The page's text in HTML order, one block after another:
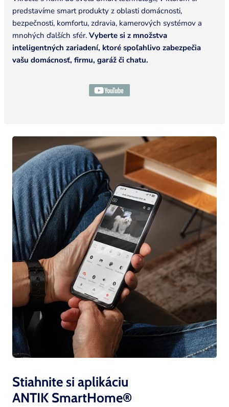
predstavíme smart produkty z oblasti domácnosti,
bezpečnosti, komfortu, zdravia, kamerových systémov a
mnohých ďalších sfér. Vyberte si z množstva
inteligentných zariadení, ktoré spoľahlivo zabezpečia
vašu domácnosť, firmu, garáž či chatu.
Stiahnite si aplikáciu
ANTIK SmartHome®